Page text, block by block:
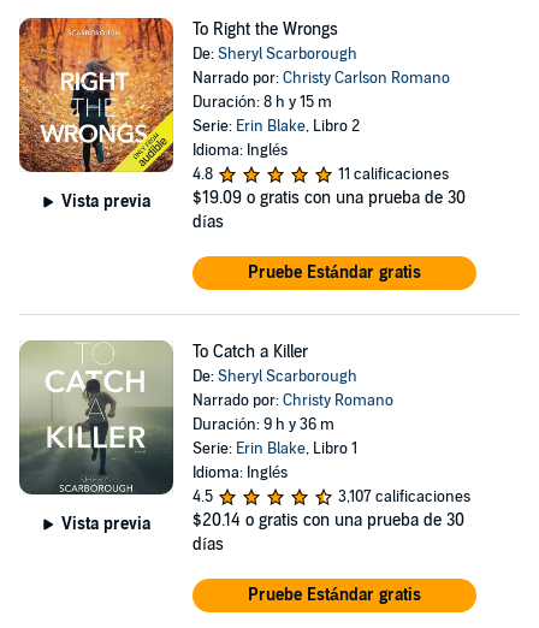
Vista previa
To Right the Wrongs
De:Sheryl Scarborough
Narrado por:Christy Carlson Romano
Duración: 8 h y 15 m
Serie: Erin Blake, Libro 2
Idioma: Inglés
4.8
11 calificaciones
$19.09 o gratis con una prueba de 30
días
Pruebe Estándar gratis
Vista previa
To Catch a Killer
De:Sheryl Scarborough
Narrado por:Christy Romano
Duración: 9 h y 36 m
Serie: Erin Blake, Libro 1
Idioma: Inglés
4.5
3,107 calificaciones
$20.14 o gratis con una prueba de 30
días
Pruebe Estándar gratis